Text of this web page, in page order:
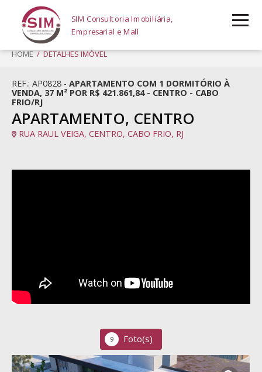
SIM Consultoria Imobiliária,
Empresarial e Mall
HOME/ DETALHES IMÓVEL
REF.: AP0828 - APARTAMENTO COM 1 DORMITÓRIO À
VENDA, 37 M² POR R$ 421.861,84 - CENTRO - CABO
FRIO/RJ
APARTAMENTO, CENTRO
RUA RAUL VEIGA, CENTRO, CABO FRIO, RJ
9 Foto(s)